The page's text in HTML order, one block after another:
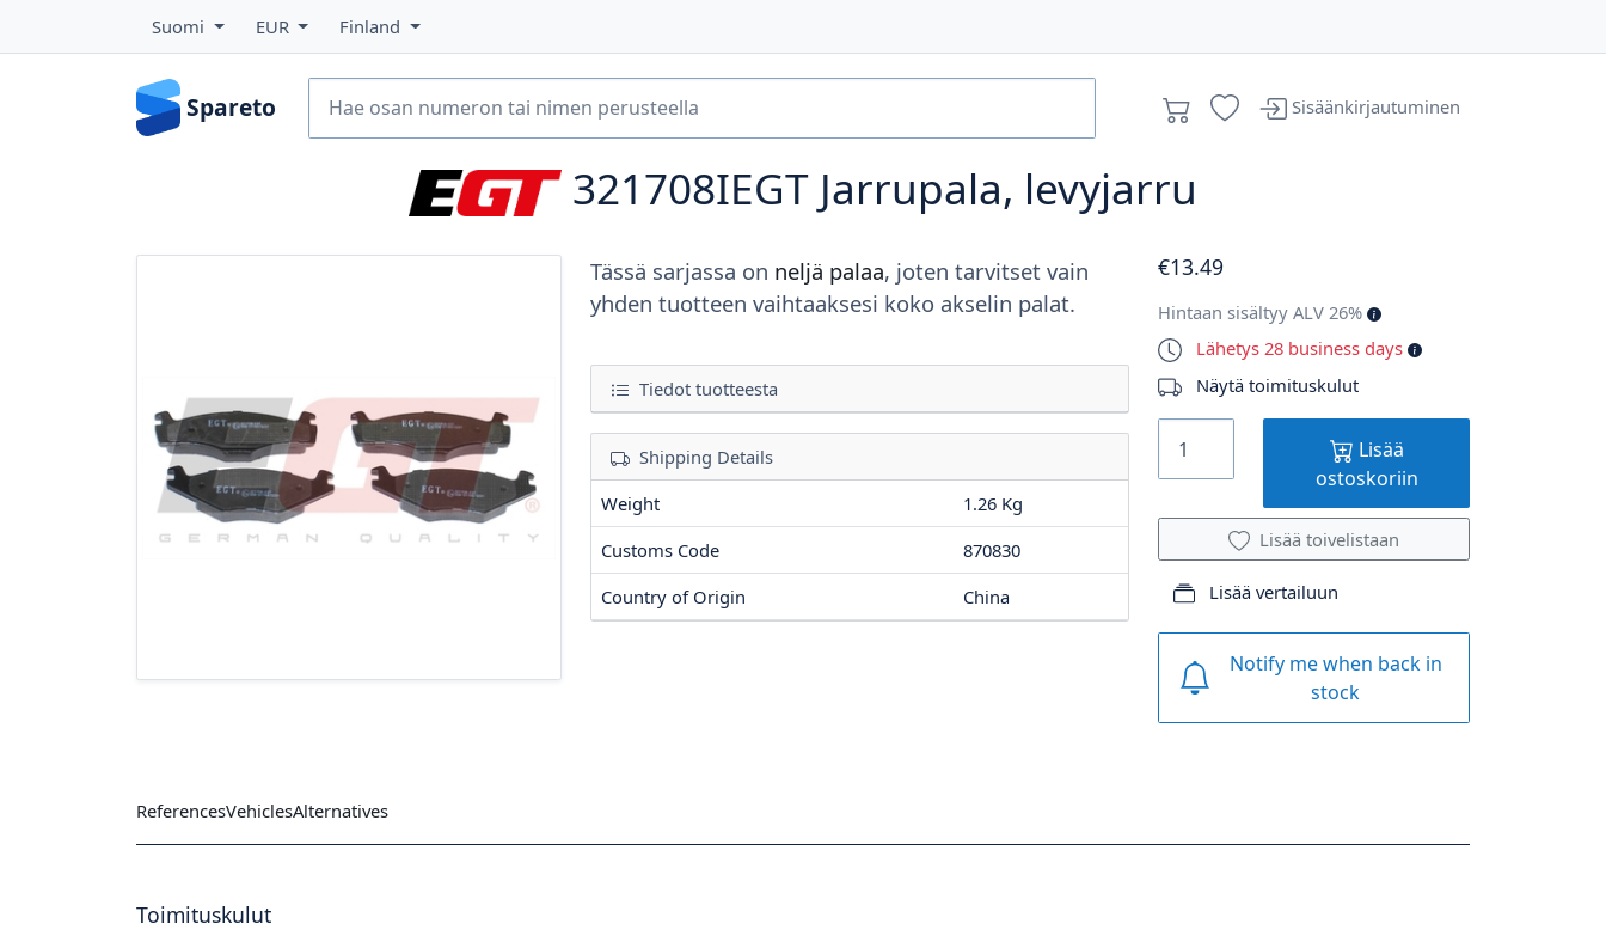
Suomi EUR Finland
Spareto Sisäänkirjautuminen
321708IEGT Jarrupala, levyjarru
Tässä sarjassa on neljä palaa, joten tarvitset vain
yhden tuotteen vaihtaaksesi koko akselin palat.
Tiedot tuotteesta
Shipping Details
Weight
1.26 Kg
Customs Code
870830
Country of Origin
China
€13.49
Hintaan sisältyy ALV 26%
Lähetys 28 business days
Näytä toimituskulut
Lisää
ostoskoriin
Lisää toivelistaan
Lisää vertailuun
Notify me when back in
stock
ReferencesVehiclesAlternatives
Toimituskulut